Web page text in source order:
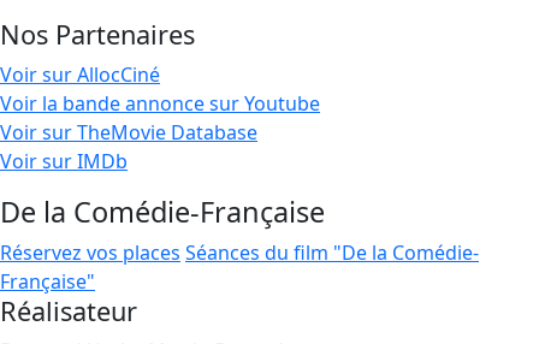
Nos Partenaires
Voir sur AllocCiné
Voir la bande annonce sur Youtube
Voir sur TheMovie Database
Voir sur IMDb
De la Comédie-Française
Réservez vos places Séances du film "De la Comédie-
Française"
Réalisateur